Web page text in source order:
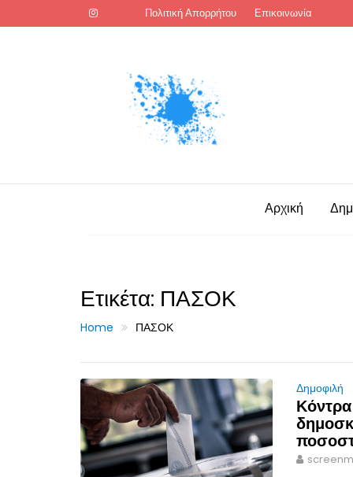
to
Πολιτική Απορρήτου Επικοινωνία
Αρχική
Ετικέτα: ΠΑΣΟΚ
Home ΠΑΣΟΚ
Δημοφιλή